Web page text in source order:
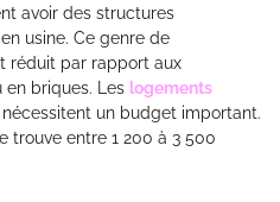
avoir des structures
usine. Ce genre de
réduit par rapport aux
briques. Les logements
un budget important.
trouve entre 1 200 à 3 500